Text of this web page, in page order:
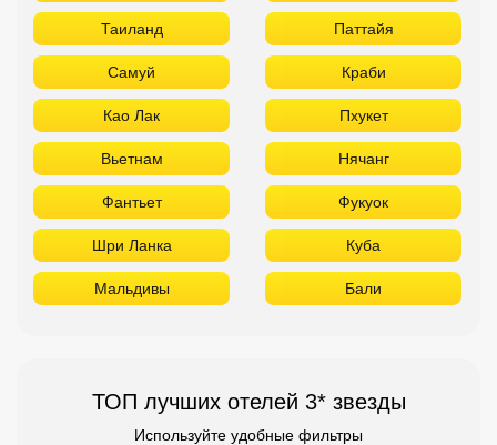
Таиланд Паттайя
Самуй Краби
Као Лак Пхукет
Вьетнам Нячанг
Фантьет Фукуок
Шри Ланка Куба
Мальдивы Бали
ТОП лучших отелей 3* звезды
Используйте удобные фильтры